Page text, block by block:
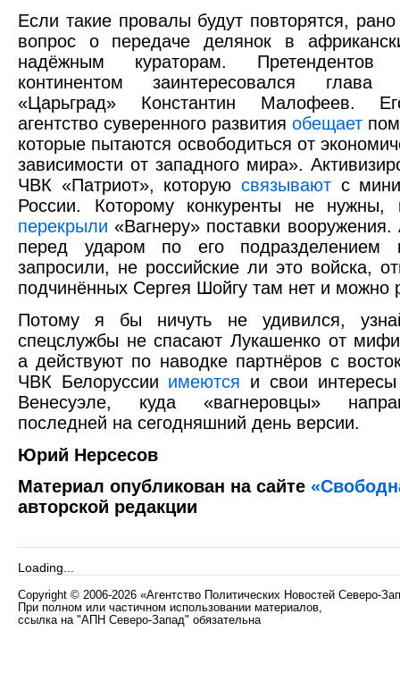
Если такие провалы будут повторятся,
вопрос о передаче делянок в
надёжным кураторам.
континентом заинтересовался
«Царьград» Константин Малофеев.
агентство суверенного развития обещает
которые пытаются освободиться от
зависимости от западного мира».
ЧВК «Патриот», которую связывают с
России. Которому конкуренты не
перекрыли «Вагнеру» поставки
перед ударом по его подразделением
запросили, не российские ли это войска,
подчинённых Сергея Шойгу там нет и можно
Потому я бы ничуть не удивился,
спецслужбы не спасают Лукашенко от
а действуют по наводке партнёров с
ЧВК Белоруссии имеются и свои
Венесуэле, куда «вагнеровцы»
последней на сегодняшний день версии.
Юрий Нерсесов
Материал опубликован на сайте
авторской редакции
Loading...
Copyright © 2006-2026 «Агентство Политических Новостей Северо-
При полном или частичном использовании материалов,
ссылка на "АПН Северо-Запад" обязательна